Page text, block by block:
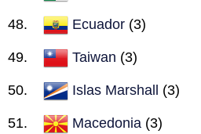
Ecuador (3)
Taiwan (3)
Islas Marshall (3)
Macedonia (3)